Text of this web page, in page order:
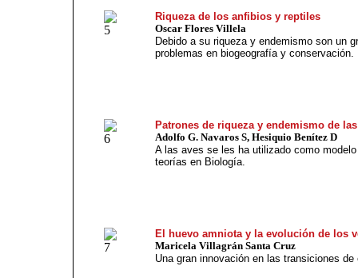
Riqueza de los anfibios y reptiles
Oscar Flores Villela
Debido a su riqueza y endemismo son un
problemas en biogeografía y conservación.
Patrones de riqueza y endemismo de
Adolfo G. Navaros S, Hesiquio Benítez D
A las aves se les ha utilizado como
teorías en Biología.
El huevo amniota y la evolución de los
Maricela Villagrán Santa Cruz
Una gran innovación en las transiciones